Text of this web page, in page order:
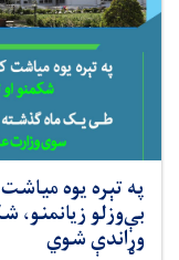
په تېره یوه
بې‌وزلو
وړاندې شوي